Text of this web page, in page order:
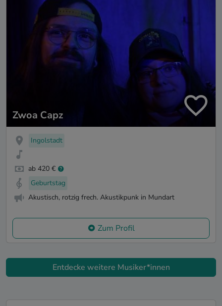
Zwoa Capz
Ingolstadt
ab 420 €
Geburtstag
Akustisch, rotzig frech. Akustikpunk in Mundart
Zum Profil
Entdecke weitere Musiker*innen